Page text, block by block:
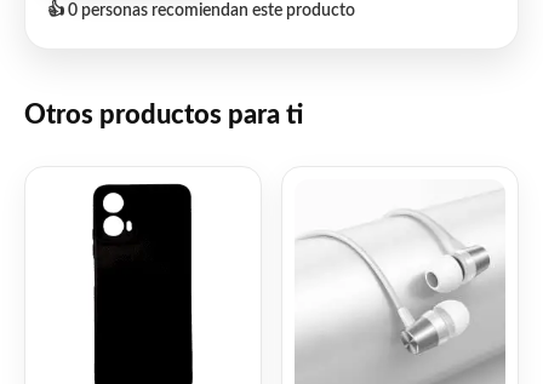
👍 0 personas recomiendan este producto
Otros productos para ti